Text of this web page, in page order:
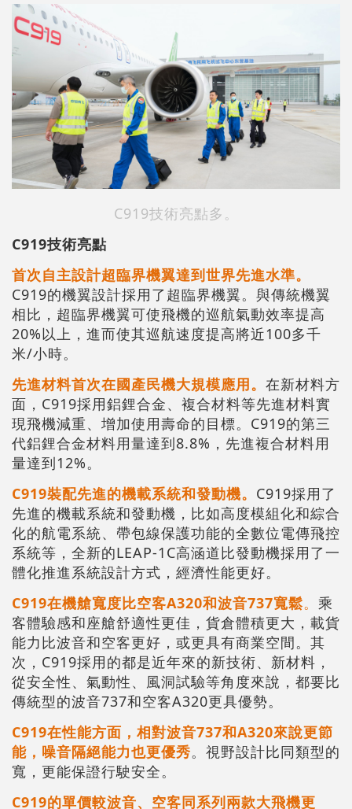
C919技術亮點多。
C919技術亮點
首次自主設計超臨界機翼達到世界先進水準。
C919的機翼設計採用了超臨界機翼。與傳統機翼
相比，超臨界機翼可使飛機的巡航氣動效率提高
20%以上，進而使其巡航速度提高將近100多千
米/小時。
先進材料首次在國產民機大規模應用。 在新材料方
面，C919採用鋁鋰合金、複合材料等先進材料實
現飛機減重、增加使用壽命的目標。C919的第三
代鋁鋰合金材料用量達到8.8%，先進複合材料用
量達到12%。
C919裝配先進的機載系統和發動機。 C919採用了
先進的機載系統和發動機，比如高度模組化和綜合
化的航電系統、帶包線保護功能的全數位電傳飛控
系統等，全新的LEAP-1C高涵道比發動機採用了一
體化推進系統設計方式，經濟性能更好。
C919在機艙寬度比空客A320和波音737寬鬆。 乘
客體驗感和座艙舒適性更佳，貨倉體積更大，載貨
能力比波音和空客更好，或更具有商業空間。其
次，C919採用的都是近年來的新技術、新材料，
從安全性、氣動性、風洞試驗等角度來說，都要比
傳統型的波音737和空客A320更具優勢。
C919在性能方面，相對波音737和A320來說更節
能，噪音隔絕能力也更優秀。視野設計比同類型的
寬，更能保證行駛安全。
C919的單價較波音、空客同系列兩款大飛機更